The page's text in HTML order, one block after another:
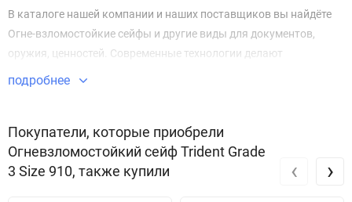
В каталоге нашей компании и наших поставщиков вы найдёте
Огне-взломостойкие сейфы и другие виды для документов,
оружия, ценностей. Современные технологии делают
Огневзломостойкий сейф Trident Grade 3 Size 910 безупречным в
Звоните по телефону +7 495 220 33 01
подробнее
Покупатели, которые приобрели
Огневзломостойкий сейф Trident Grade
3 Size 910, также купили
‹ ›